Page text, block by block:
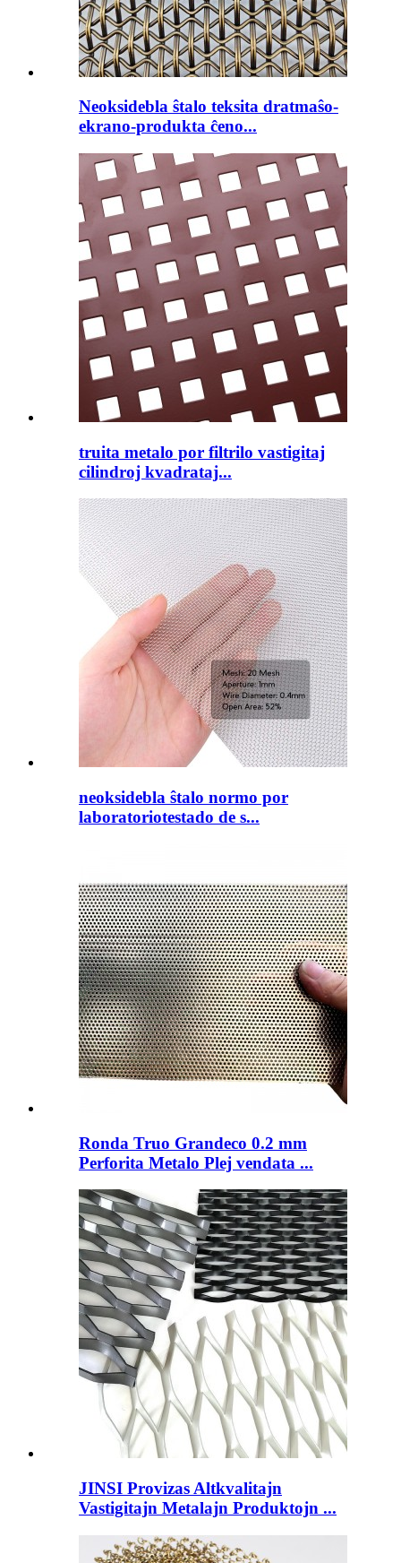
Neoksidebla ŝtalo teksita dratmaŝo-
ekrano-produkta ĉeno...
truita metalo por filtrilo vastigitaj
cilindroj kvadrataj...
neoksidebla ŝtalo normo por
laboratoriotestado de s...
Ronda Truo Grandeco 0.2 mm
Perforita Metalo Plej vendata ...
JINSI Provizas Altkvalitajn
Vastigitajn Metalajn Produktojn ...